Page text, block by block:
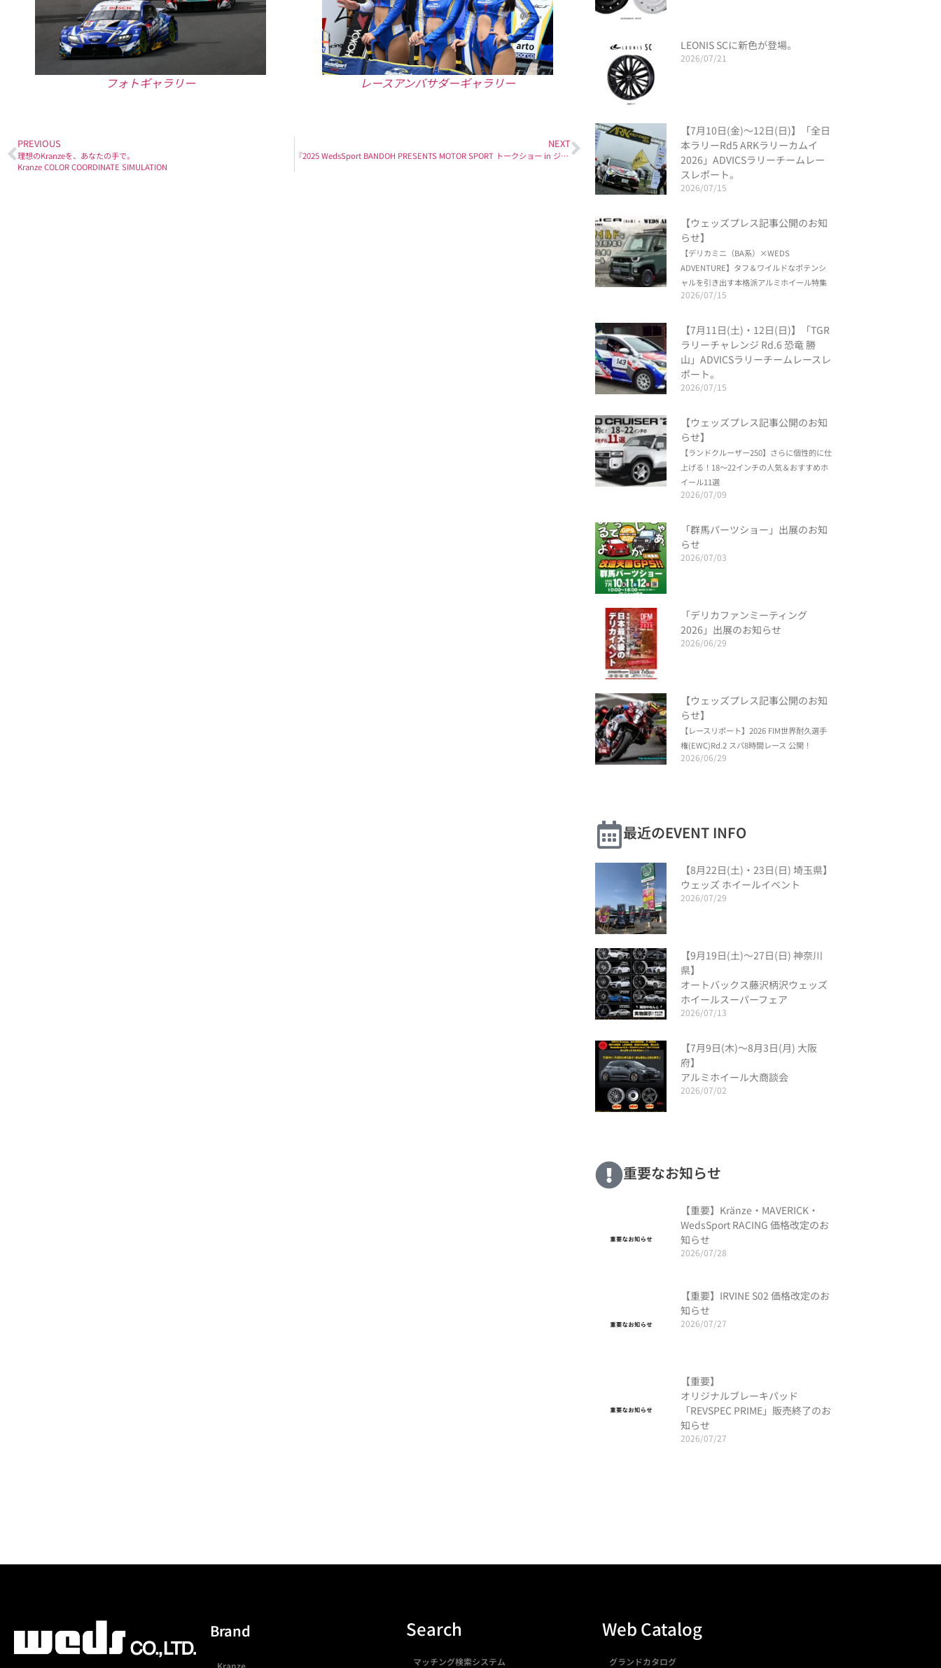
フォトギャラリー レースアンバサダーギャラリー
PREVIOUS
理想のKranzeを、あなたの手で。
Kranze COLOR COORDINATE SIMULATION
NEXT
『2025 WedsSport BANDOH PRESENTS MOTOR SPORT トークショー in ジェームス安城店』YouTubeで公開！
LEONIS SCに新色が登場。
2026/07/21
【7月10日(金)〜12日(日)】「全日
本ラリーRd5 ARKラリーカムイ
2026」ADVICSラリーチームレー
スレポート。
2026/07/15
【ウェッズプレス記事公開のお知
らせ】
【デリカミニ（BA系）×WEDS
ADVENTURE】タフ＆ワイルドなポテンシ
ャルを引き出す本格派アルミホイール特集
2026/07/15
【7月11日(土)・12日(日)】「TGR
ラリーチャレンジ Rd.6 恐竜 勝
山」ADVICSラリーチームレースレ
ポート。
2026/07/15
【ウェッズプレス記事公開のお知
らせ】
【ランドクルーザー250】さらに個性的に仕
上げる！18～22インチの人気＆おすすめホ
イール11選
2026/07/09
「群馬パーツショー」出展のお知
らせ
2026/07/03
「デリカファンミーティング
2026」出展のお知らせ
2026/06/29
【ウェッズプレス記事公開のお知
らせ】
【レースリポート】2026 FIM世界耐久選手
権(EWC)Rd.2 スパ8時間レース 公開！
2026/06/29
最近のEVENT INFO
【8月22日(土)・23日(日) 埼玉県】
ウェッズ ホイールイベント
2026/07/29
【9月19日(土)〜27日(日) 神奈川
県】
オートバックス藤沢柄沢ウェッズ
ホイールスーパーフェア
2026/07/13
【7月9日(木)～8月3日(月) 大阪
府】
アルミホイール大商談会
2026/07/02
重要なお知らせ
【重要】Kränze・MAVERICK・
WedsSport RACING 価格改定のお
知らせ
2026/07/28
【重要】IRVINE S02 価格改定のお
知らせ
2026/07/27
【重要】
オリジナルブレーキパッド
「REVSPEC PRIME」販売終了のお
知らせ
2026/07/27
Brand
Kranze
Search
マッチング検索システム
Web Catalog
グランドカタログ